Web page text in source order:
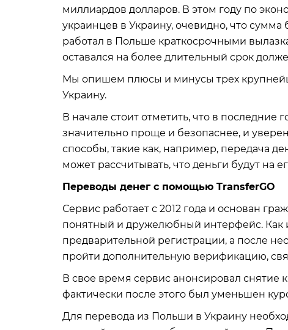
миллиардов долларов. В этом году по
украинцев в Украину, очевидно, что сумма
работал в Польше краткосрочными
оставался на более длительный срок
Мы опишем плюсы и минусы трех
Украину.
В начале стоит отметить, что в последние
значительно проще и безопаснее, и
способы, такие как, например, передача
может рассчитывать, что деньги будут на
Переводы денег с помощью TransferGO
Сервис работает с 2012 года и основан
понятный и дружелюбный интерфейс. Как
предварительной регистрации, а после
пройти дополнительную верификацию,
В свое время сервис анонсировал снятие
фактически после этого был уменьшен
Для перевода из Польши в Украину